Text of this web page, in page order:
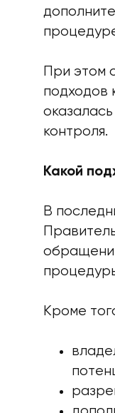
При этом
подходов
контроля.
Какой
В
Кроме